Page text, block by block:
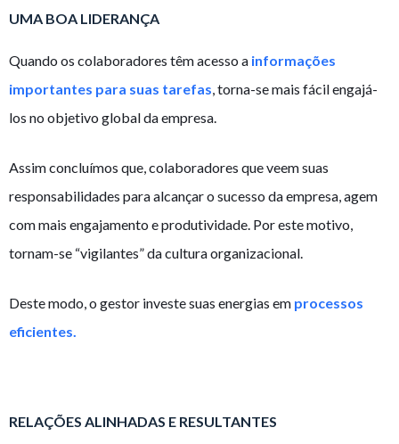
UMA BOA LIDERANÇA
Quando os colaboradores têm acesso a informações
importantes para suas tarefas, torna-se mais fácil engajá-
los no objetivo global da empresa.
Assim concluímos que, colaboradores que veem suas
responsabilidades para alcançar o sucesso da empresa, agem
com mais engajamento e produtividade. Por este motivo,
tornam-se “vigilantes” da cultura organizacional.
Deste modo, o gestor investe suas energias em processos
eficientes.
RELAÇÕES ALINHADAS E RESULTANTES